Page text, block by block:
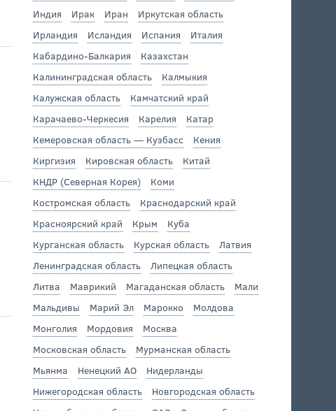
Индия
Ирак Иран
Иркутская область
Ирландия
Исландия Испания
Италия
Кабардино-Балкария
Казахстан
Калининградская область
Калмыкия
Калужская область
Камчатский край
Карачаево-Черкесия
Карелия
Катар
Кемеровская область — Кузбасс
Кения
Киргизия
Кировская область
Китай
КНДР (Северная Корея)
Коми
Костромская область
Краснодарский край
Красноярский край
Крым
Куба
Курганская область
Курская область
Латвия
Ленинградская область
Липецкая область
Литва
Маврикий Магаданская область
Мали
Мальдивы
Марий Эл Марокко
Молдова
Монголия
Мордовия
Москва
Московская область
Мурманская область
Мьянма
Ненецкий АО
Нидерланды
Нижегородская область
Новгородская область